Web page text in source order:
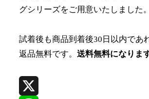
グシリーズをご用意いたしました。
試着後も商品到着後30日以内であ
返品無料です。送料無料になります